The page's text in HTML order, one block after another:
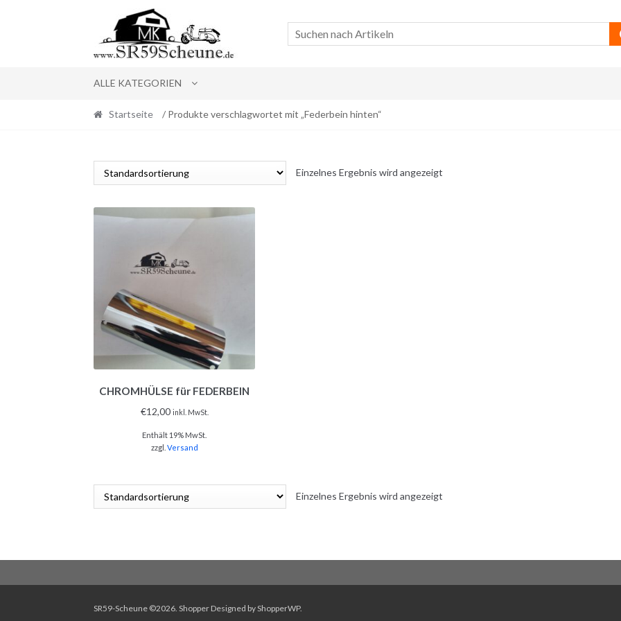
navigation
content
ALLE KATEGORIEN
Startseite / Produkte verschlagwortet mit „Federbein hinten“
Einzelnes Ergebnis wird angezeigt
CHROMHÜLSE für FEDERBEIN
€12,00 inkl. MwSt.
Enthält 19% MwSt.
zzgl. Versand
Einzelnes Ergebnis wird angezeigt
SR59-Scheune ©2026. ShopperDesigned byShopperWP.